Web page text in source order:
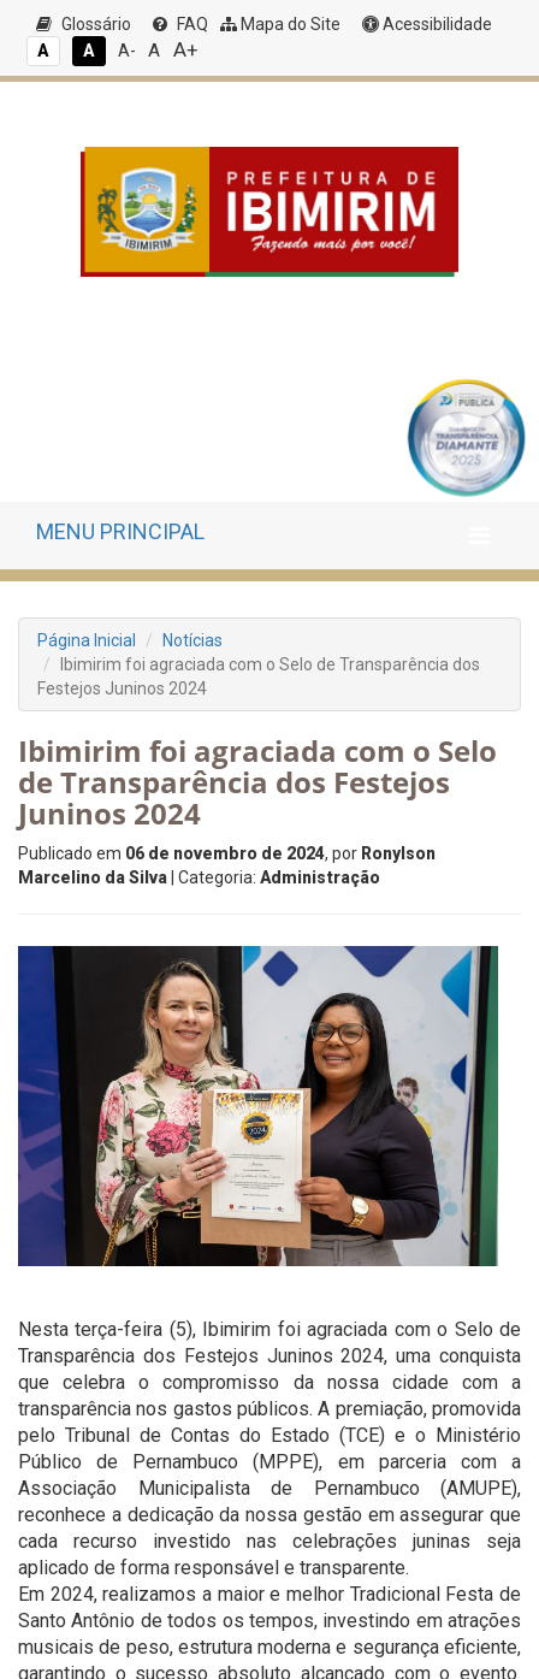
Glossário FAQ Mapa do Site
Acessibilidade
A
A A- A A+
MENU PRINCIPAL
Página Inicial
Notícias
Ibimirim foi agraciada com o Selo de Transparência dos
Festejos Juninos 2024
Ibimirim foi agraciada com o Selo
de Transparência dos Festejos
Juninos 2024
Publicado em 06 de novembro de 2024, por Ronylson
Marcelino da Silva | Categoria: Administração
Nesta terça-feira (5), Ibimirim foi agraciada com o Selo de
Transparência dos Festejos Juninos 2024, uma conquista
que celebra o compromisso da nossa cidade com a
transparência nos gastos públicos. A premiação, promovida
pelo Tribunal de Contas do Estado (TCE) e o Ministério
Público de Pernambuco (MPPE), em parceria com a
Associação Municipalista de Pernambuco (AMUPE),
reconhece a dedicação da nossa gestão em assegurar que
cada recurso investido nas celebrações juninas seja
aplicado de forma responsável e transparente.
Em 2024, realizamos a maior e melhor Tradicional Festa de
Santo Antônio de todos os tempos, investindo em atrações
musicais de peso, estrutura moderna e segurança eficiente,
garantindo o sucesso absoluto alcançado com o evento.